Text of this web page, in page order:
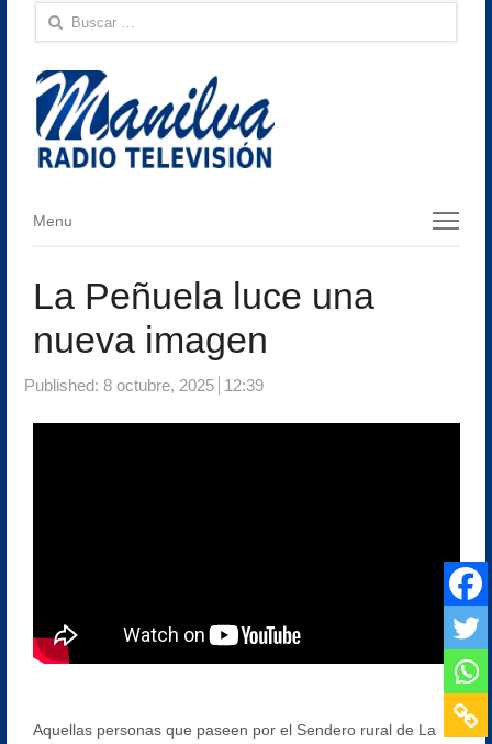
Buscar:
Menu
Menu
La Peñuela luce una
nueva imagen
Published: 8 octubre, 2025 12:39
Aquellas personas que paseen por el Sendero rural de La